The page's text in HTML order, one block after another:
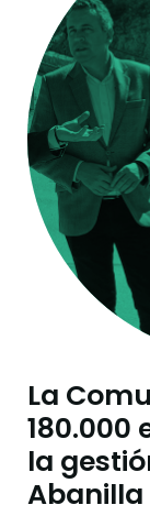
La
180.000
la
Abanilla